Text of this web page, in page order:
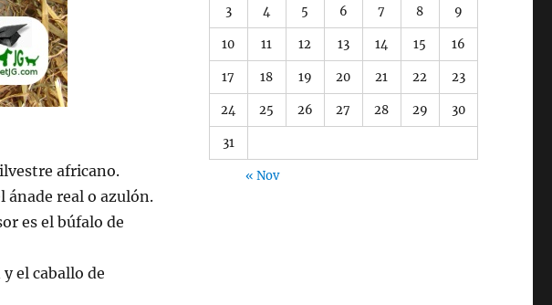
africano.
ánade real o azulón.
es el búfalo de
el caballo de
3 4 5 6 7 8 9
10 11 12 13 14 15 16
17 18 19 20 21 22 23
24 25 26 27 28 29 30
31
« Nov